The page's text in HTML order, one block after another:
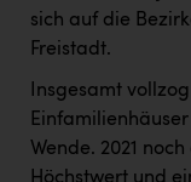
sich auf die
Freistadt.
Insgesamt
Wende. 2021